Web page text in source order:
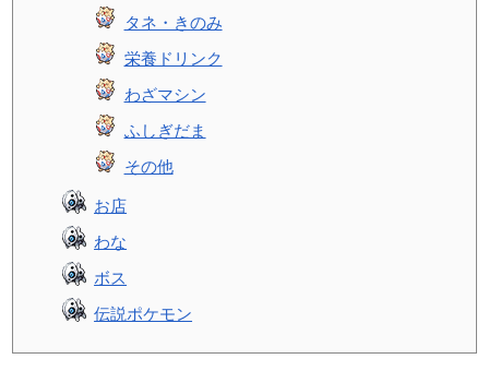
タネ・きのみ
栄養ドリンク
わざマシン
ふしぎだま
その他
お店
わな
ボス
伝説ポケモン